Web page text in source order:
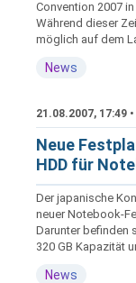
Convention 2007
Während dieser
möglich auf dem
News
21.08.2007, 17:49 •
Neue
HDD für
Der japanische
neuer Notebook-
Darunter befinden
320 GB Kapazität
News